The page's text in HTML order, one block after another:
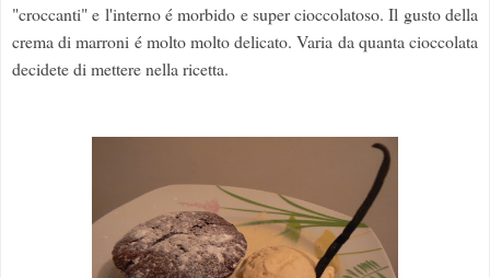
"croccanti" e l'interno é morbido e super cioccolatoso. Il gusto della
crema di marroni é molto molto delicato. Varia da quanta cioccolata
decidete di mettere nella ricetta.